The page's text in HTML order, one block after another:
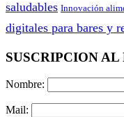
saludables Innovación
digitales para bares y
SUSCRIPCION
Nombre:
Mail: